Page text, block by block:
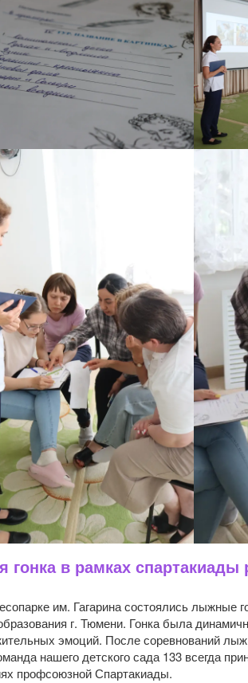
гонка в рамках спартакиады
им. Гагарина состоялись лыжные
г. Тюмени. Гонка была
эмоций. После соревнований
нашего детского сада 133 всегда
профсоюзной Спартакиады.